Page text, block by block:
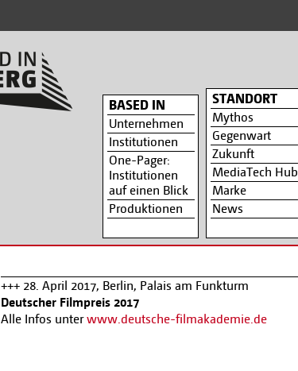
BASED IN
Unternehmen
Institutionen
One-Pager:
Institutionen
auf einen Blick
Produktionen
STANDORT
Mythos
Gegenwart
Zukunft
MediaTech Hub
Marke
News
+++ 28. April 2017, Berlin, Palais am Funkturm
Deutscher Filmpreis 2017
Alle Infos unterwww.deutsche-filmakademie.de